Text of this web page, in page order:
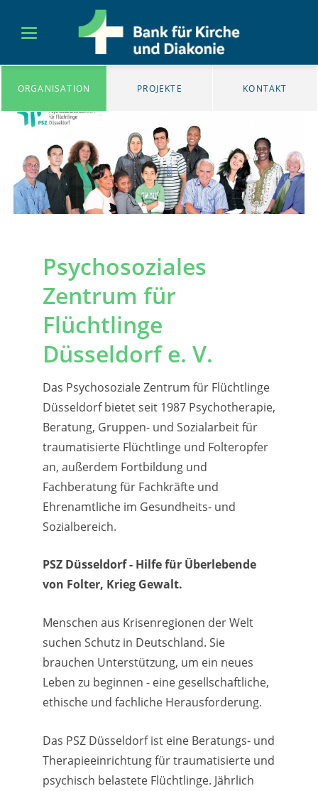
ORGANISATION PROJEKTE KONTAKT
Psychosoziales
Zentrum für
Flüchtlinge
Düsseldorf e. V.
Das Psychosoziale Zentrum für Flüchtlinge
Düsseldorf bietet seit 1987 Psychotherapie,
Beratung, Gruppen- und Sozialarbeit für
traumatisierte Flüchtlinge und Folteropfer
an, außerdem Fortbildung und
Fachberatung für Fachkräfte und
Ehrenamtliche im Gesundheits- und
Sozialbereich.
PSZ Düsseldorf - Hilfe für Überlebende
von Folter, Krieg Gewalt.
Menschen aus Krisenregionen der Welt
suchen Schutz in Deutschland. Sie
brauchen Unterstützung, um ein neues
Leben zu beginnen - eine gesellschaftliche,
ethische und fachliche Herausforderung.
Das PSZ Düsseldorf ist eine Beratungs- und
Therapieeinrichtung für traumatisierte und
psychisch belastete Flüchtlinge. Jährlich